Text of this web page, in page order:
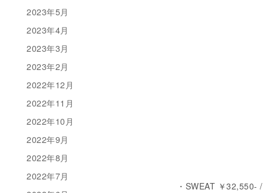
・SWEAT ￥32,550-
2023年5月
2023年4月
2023年3月
2023年2月
2022年12月
2022年11月
2022年10月
2022年9月
2022年8月
2022年7月